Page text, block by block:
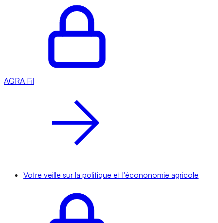
AGRA Fil
Votre veille sur la politique et l'écononomie agricole